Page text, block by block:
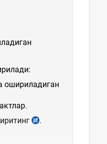
ошириладиган
.